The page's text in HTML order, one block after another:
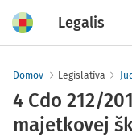
Legalis
Domov Legislatíva
4 Cdo 212/
majetkovej